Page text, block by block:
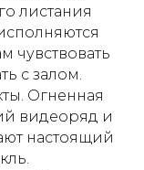
листания
чувствовать
с залом.
Огненная
видеоряд и
настоящий